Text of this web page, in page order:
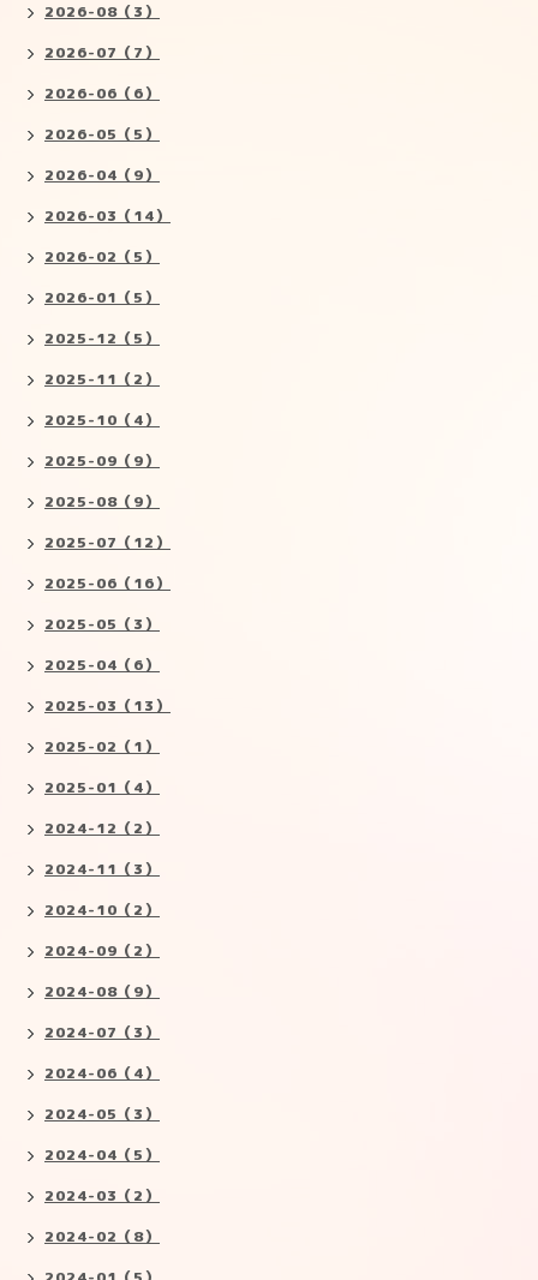
2026-08（3）
2026-07（7）
2026-06（6）
2026-05（5）
2026-04（9）
2026-03（14）
2026-02（5）
2026-01（5）
2025-12（5）
2025-11（2）
2025-10（4）
2025-09（9）
2025-08（9）
2025-07（12）
2025-06（16）
2025-05（3）
2025-04（6）
2025-03（13）
2025-02（1）
2025-01（4）
2024-12（2）
2024-11（3）
2024-10（2）
2024-09（2）
2024-08（9）
2024-07（3）
2024-06（4）
2024-05（3）
2024-04（5）
2024-03（2）
2024-02（8）